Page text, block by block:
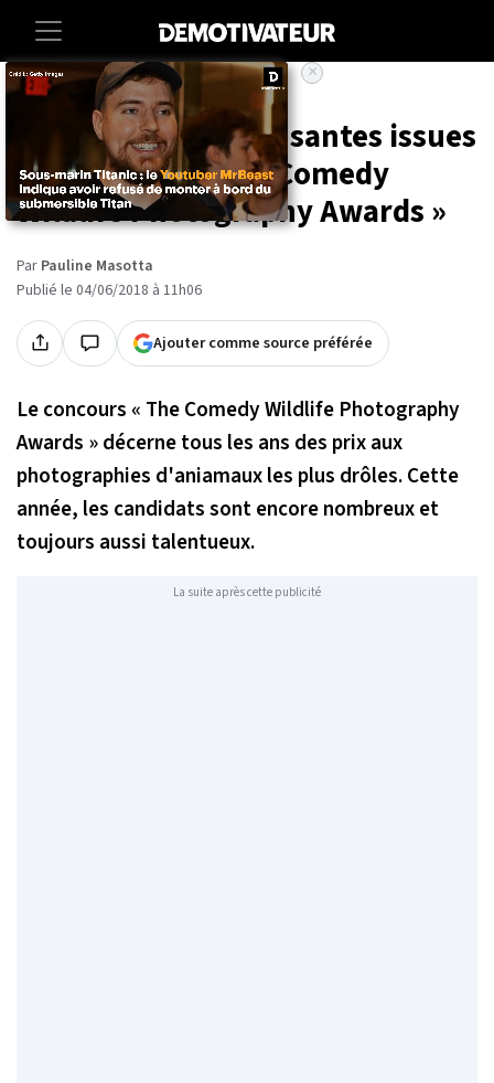
Accueil Societe
25 images très amusantes issues
du concours « The Comedy
Wildlife Photography Awards »
Par Pauline Masotta
Publié le 04/06/2018 à 11h06
Ajouter comme source préférée
Le concours « The Comedy Wildlife Photography
Awards » décerne tous les ans des prix aux
photographies d'aniamaux les plus drôles. Cette
année, les candidats sont encore nombreux et
toujours aussi talentueux.
La suite après cette publicité
×